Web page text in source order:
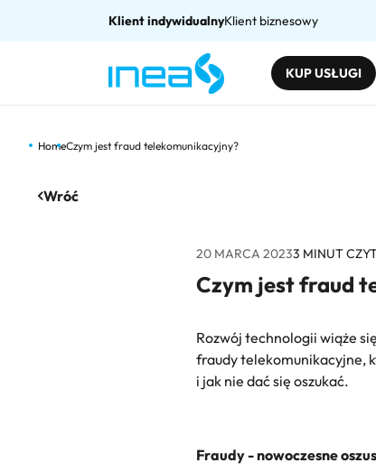
Klient indywidualnyKlient biznesowy
KUP USŁUGI
HomeCzym jest fraud telekomunikacyjny?
Wróć
20 MARCA 20233 MINUT
Czym jest fraud
Rozwój technologii wiąże
fraudy telekomunikacyjne,
i jak nie dać się oszukać.
Fraudy - nowoczesne